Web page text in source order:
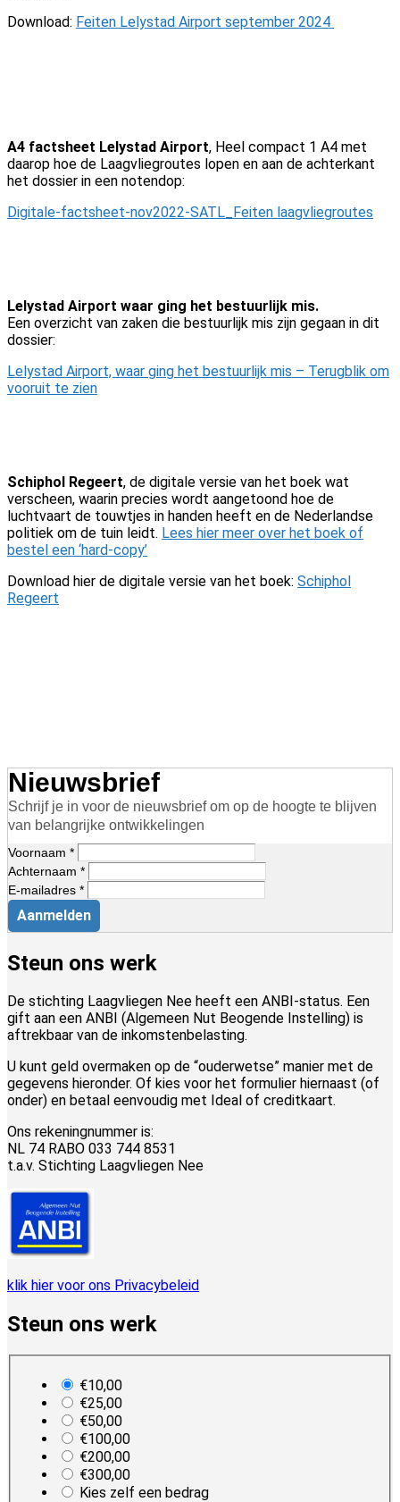
Download: Feiten Lelystad Airport september 2024
A4 factsheet Lelystad Airport, Heel compact 1 A4 met
daarop hoe de Laagvliegroutes lopen en aan de achterkant
het dossier in een notendop:
Digitale-factsheet-nov2022-SATL_Feiten laagvliegroutes
Lelystad Airport waar ging het bestuurlijk mis.
Een overzicht van zaken die bestuurlijk mis zijn gegaan in dit
dossier:
Lelystad Airport, waar ging het bestuurlijk mis – Terugblik om
vooruit te zien
Schiphol Regeert, de digitale versie van het boek wat
verscheen, waarin precies wordt aangetoond hoe de
luchtvaart de touwtjes in handen heeft en de Nederlandse
politiek om de tuin leidt. Lees hier meer over het boek of
bestel een ‘hard-copy’
Download hier de digitale versie van het boek: Schiphol
Regeert
Nieuwsbrief
Schrijf je in voor de nieuwsbrief om op de hoogte te blijven
van belangrijke ontwikkelingen
Voornaam *
Achternaam *
E-mailadres *
Aanmelden
Steun ons werk
De stichting Laagvliegen Nee heeft een ANBI-status. Een
gift aan een ANBI (Algemeen Nut Beogende Instelling) is
aftrekbaar van de inkomstenbelasting.
U kunt geld overmaken op de “ouderwetse” manier met de
gegevens hieronder. Of kies voor het formulier hiernaast (of
onder) en betaal eenvoudig met Ideal of creditkaart.
Ons rekeningnummer is:
NL 74 RABO 033 744 8531
t.a.v. Stichting Laagvliegen Nee
klik hier voor ons Privacybeleid
Steun ons werk
€10,00
€25,00
€50,00
€100,00
€200,00
€300,00
Kies zelf een bedrag